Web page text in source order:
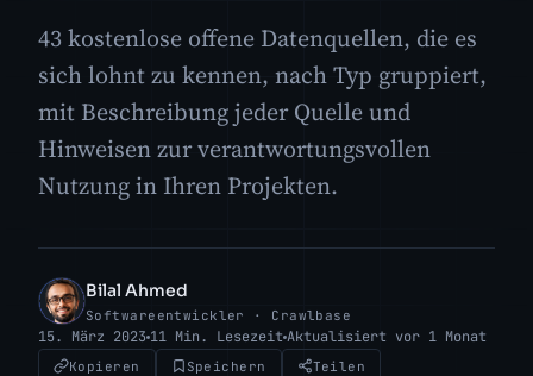
43 kostenlose offene Datenquellen, die es
sich lohnt zu kennen, nach Typ gruppiert,
mit Beschreibung jeder Quelle und
Hinweisen zur verantwortungsvollen
Nutzung in Ihren Projekten.
BA
Bilal Ahmed
Softwareentwickler · Crawlbase
15. März 2023 11 Min. Lesezeit Aktualisiert vor 1 Monat
Kopieren Speichern Teilen